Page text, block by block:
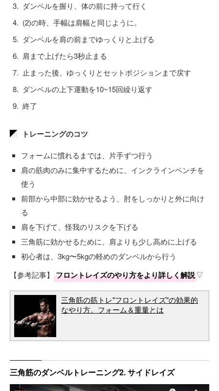
ダンベルを握り、体の前に持って行く
(2)の時、手幅は肩幅と同じように。
ダンベルを肩の前までゆっくりと上げる
肩まで上げたら3秒止まる
止まった後、ゆっくりとセットポジションまで戻す
ダンベルの上下運動を10~15回繰り返す
終了
トレーニングのコツ
フォームに慣れるまでは、片手ずつ行う
肩の筋肉のみに集中するために、インクラインベンチを
使う
前部から中部に効かせるよう、肘をしっかりと外に向け
る
肩を下げて、怪我のリスクを下げる
三角筋に効かせるために、肩よりも少し高めに上げる
初心者は、3kg〜5kgの軽めのダンベルから行う
【参考記事】
フロントレイズのやり方をより詳しく解説▽
三角筋の筋トレ"フロントレイズ"の効果的
なやり方。フォーム＆重量とは
三角筋のダンベルトレーニング2. サイドレイズ